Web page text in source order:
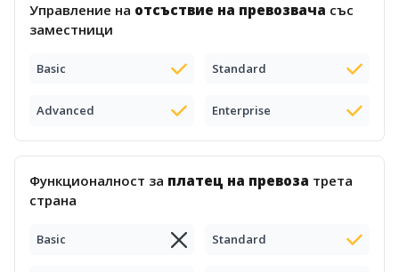
Управление на отсъствие на превозвача със
заместници
Basic Standard
Advanced Enterprise
Функционалност за платец на превоза трета
страна
Basic Standard